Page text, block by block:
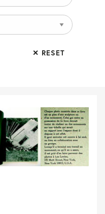
✕ RESET